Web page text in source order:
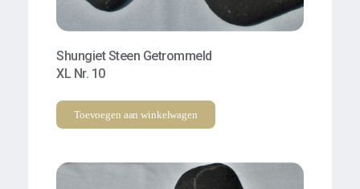
Shungiet Steen Getrommeld
XL Nr. 10
Toevoegen aan winkelwagen